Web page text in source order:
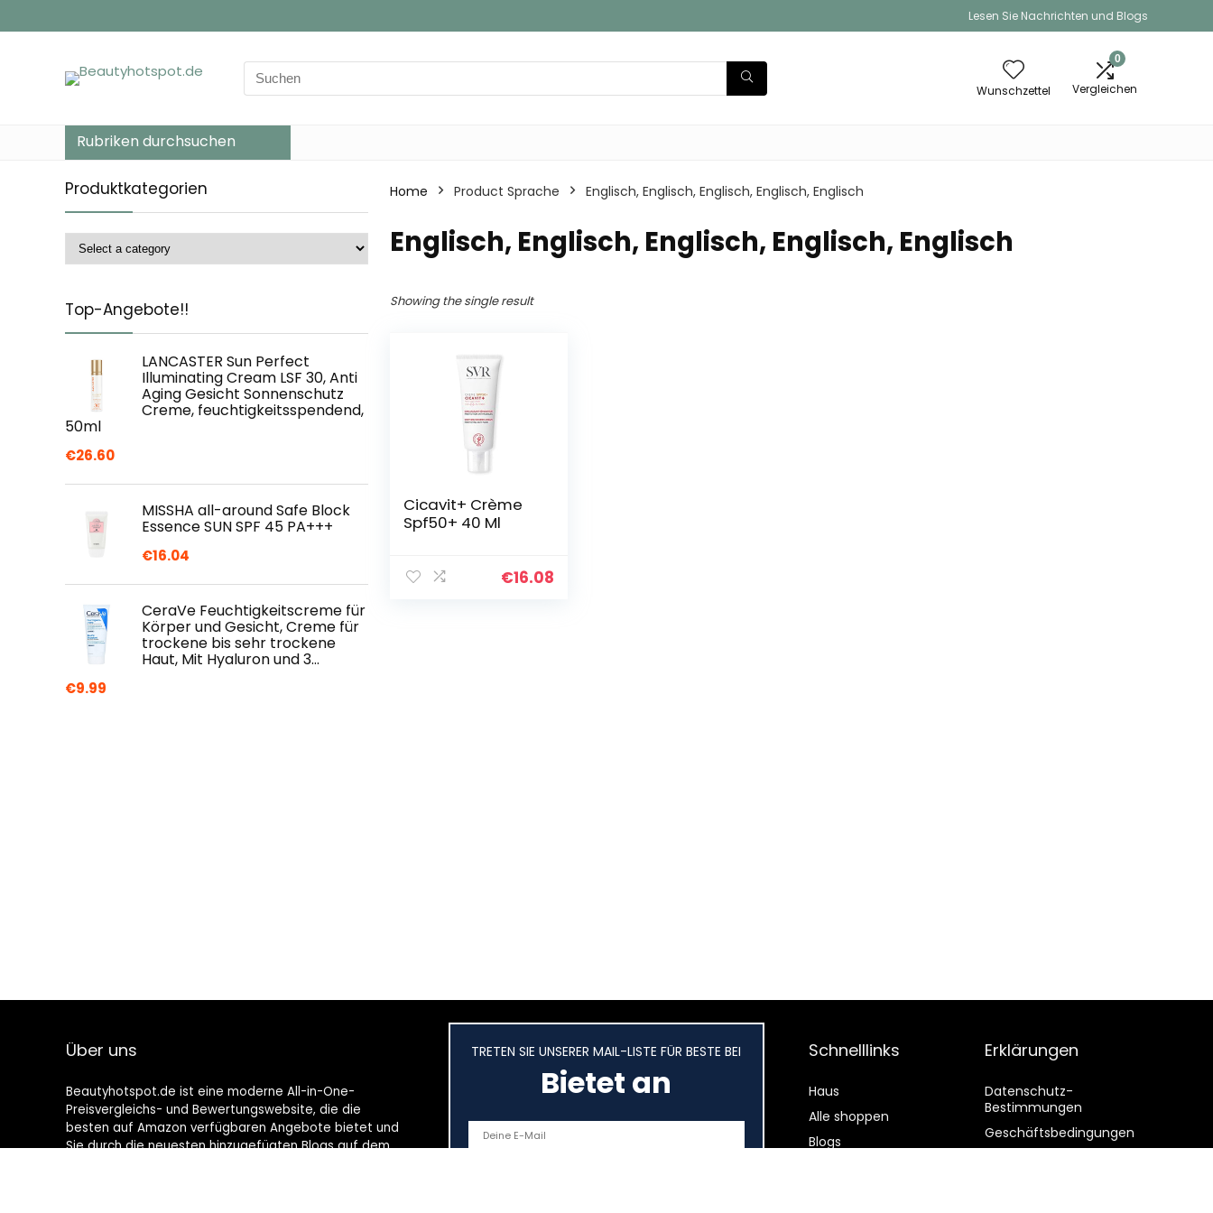
Lesen Sie Nachrichten und Blogs
Search
for:
Wunschzettel
0
Vergleichen
Rubriken durchsuchen
Produktkategorien
Top-Angebote!!
LANCASTER Sun Perfect
Illuminating Cream LSF 30, Anti
Aging Gesicht Sonnenschutz
Creme, feuchtigkeitsspendend,
50ml
€26.60
MISSHA all-around Safe Block
Essence SUN SPF 45 PA+++
€16.04
CeraVe Feuchtigkeitscreme für
Körper und Gesicht, Creme für
trockene bis sehr trockene
Haut, Mit Hyaluron und 3…
€9.99
Home Product Sprache ‎Englisch, Englisch, Englisch, Englisch, Englisch
‎Englisch, Englisch, Englisch, Englisch, Englisch
Showing the single result
Cicavit+ Crème
Spf50+ 40 Ml
€16.08
Über uns
Beautyhotspot.de ist eine moderne All-in-One-
Preisvergleichs- und Bewertungswebsite, die die
besten auf Amazon verfügbaren Angebote bietet und
Sie durch die neuesten hinzugefügten Blogs auf dem
TRETEN SIE UNSERER MAIL-LISTE FÜR BESTE BEI
Bietet an
Schnelllinks
Haus
Alle shoppen
Blogs
Erklärungen
Datenschutz-
Bestimmungen
Geschäftsbedingungen